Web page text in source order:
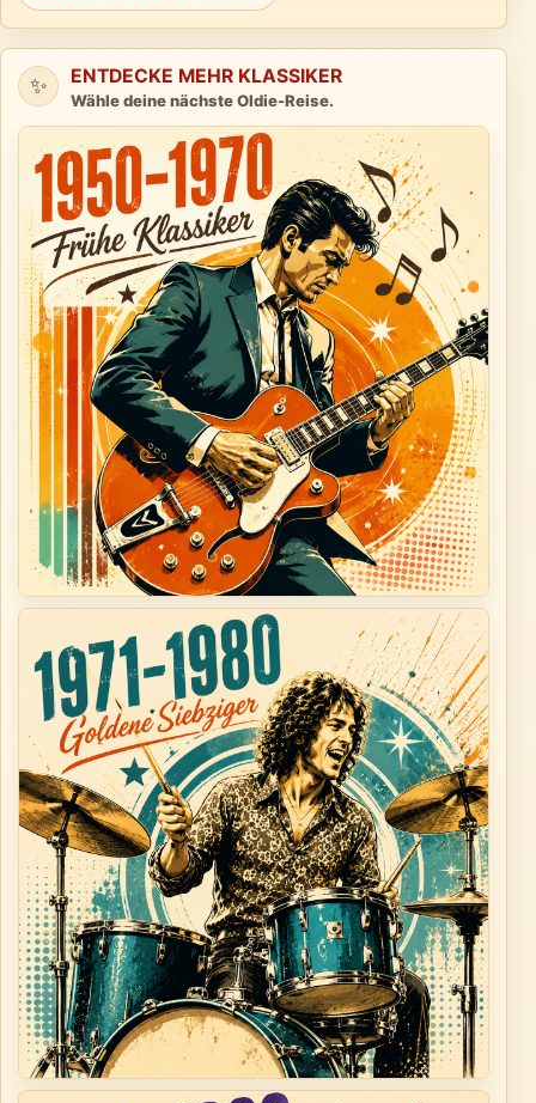
✨ ENTDECKE MEHR KLASSIKER
Wähle deine nächste Oldie-Reise.